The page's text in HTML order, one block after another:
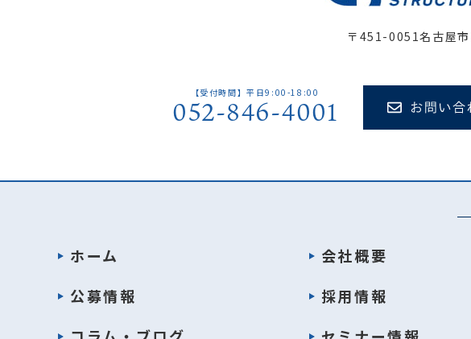
〒451-0051名古屋
【受付時間】平日9:00-18:00
052-846-4001
ホーム
公募情報
会社概要
採用情報